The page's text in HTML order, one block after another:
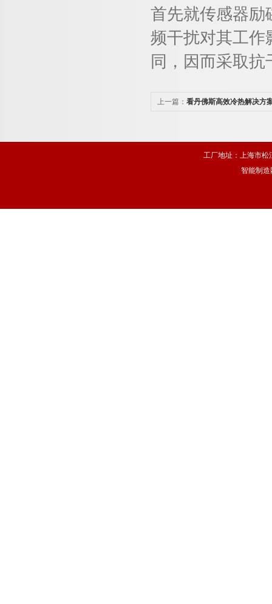
首先就传感器励
频干扰对其工作
同，因而采取
上一篇： 看丹佛斯高效冷热解决方
工厂地址：上海市松
智能制造